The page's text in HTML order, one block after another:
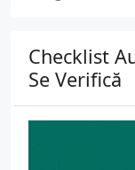
Checklist
Se Verifică